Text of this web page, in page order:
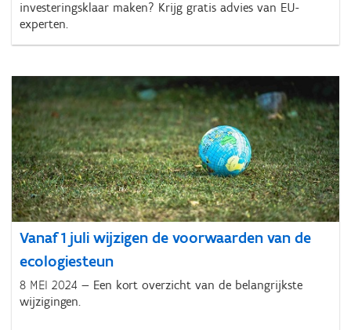
investeringsklaar maken? Krijg gratis advies van EU-
experten.
Vanaf 1 juli wijzigen de voorwaarden van de
ecologiesteun
8 MEI 2024
Een kort overzicht van de belangrijkste
wijzigingen.